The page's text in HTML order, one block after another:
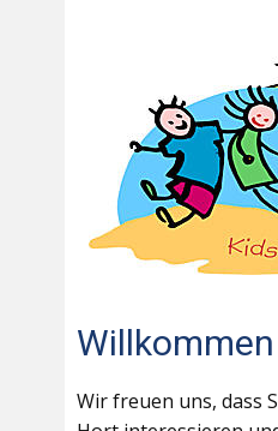
Willkommen
Wir freuen uns, dass